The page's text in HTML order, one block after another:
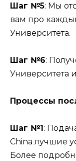
Шаг №5: Мы
вам про
Университета.
Шаг №6:
Университета
Процессы
Шаг №1 :
China лучшие
Более